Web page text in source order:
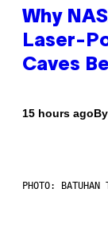
Why
Laser-
Caves
15 hours agoBy
PHOTO: